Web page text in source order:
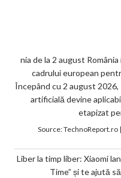
nia de la 2 august
cadrului european
Începând cu 2 august
artificială devine
etapizat
Source:TechnoReport.ro|
Liber la timp liber: Xiaomi
Time” și te ajută